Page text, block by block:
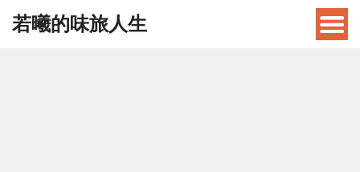
若曦的味旅人生